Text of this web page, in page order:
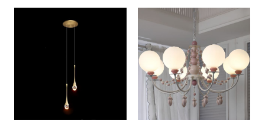
16″ breit, mit 98,5″
Abhängeschnüren
Kette, Schwarz, 110V-120V,
Warmlicht, 8"